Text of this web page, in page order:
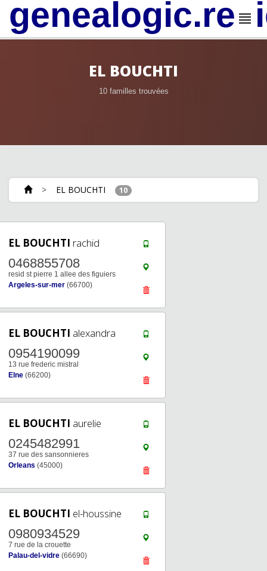
EL BOUCHTI
10 familles trouvées
> EL BOUCHTI 10
EL BOUCHTI rachid
0468855708
resid st pierre 1 allee des figuiers
Argeles-sur-mer (66700)
EL BOUCHTI alexandra
0954190099
13 rue frederic mistral
Elne (66200)
EL BOUCHTI aurelie
0245482991
37 rue des sansonnieres
Orleans (45000)
EL BOUCHTI el-houssine
0980934529
7 rue de la crouette
Palau-del-vidre (66690)